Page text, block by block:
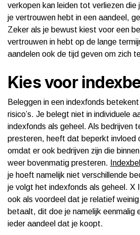
verkopen kan leiden tot verliezen die
je vertrouwen hebt in een aandeel,
Zeker als je bewust kiest voor een
vertrouwen in hebt op de lange
aandelen ook de tijd geven om zich
Kies voor
Beleggen in een indexfonds
risico’s. Je belegt niet in individuele
indexfonds als geheel. Als bedrijven
presteren, heeft dat beperkt invloed
omdat er ook bedrijven zijn die
weer bovenmatig presteren.
je hoeft namelijk niet verschillende
je volgt het indexfonds als geheel. X
ook als voordeel dat je relatief
betaalt, dit doe je namelijk eenmalig
ieder aandeel dat je koopt.